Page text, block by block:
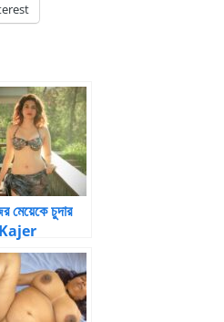
মেয়েকে চুদার
Kajer
pic